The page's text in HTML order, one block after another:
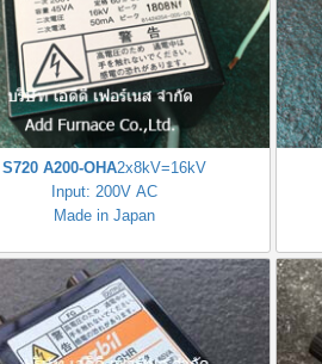
S720 A200-OHA2x8kV=16kV
Input: 200V AC
Made in Japan